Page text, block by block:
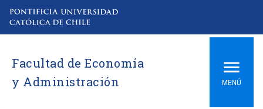
Facultad de Economía
y Administración
MENÚ